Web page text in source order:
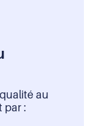
au
par :